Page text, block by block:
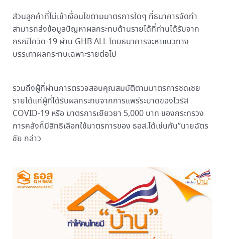
ส่วนลูกค้าที่ไม่เข้าเงื่อนไขตามมาตรการใดๆ ที่ธนาคารจัดทำ
สามารถส่งข้อมูลปัญหาผลกระทบด้านรายได้ที่ท่านได้รับจาก
กรณีโควิด-19 ผ่าน GHB ALL โดยธนาคารจะหาแนวทาง
บรรเทาผลกระทบเฉพาะรายต่อไป
รวมถึงผู้ที่ผ่านการตรวจสอบคุณสมบัติตามมาตรการชดเชย
รายได้แก่ผู้ที่ได้รับผลกระทบจากการแพร่ระบาดของไวรัส
COVID-19 หรือ มาตรการเยียวยา 5,000 บาท ของกระทรวง
การคลังก็มีสิทธิเลือกใช้มาตรการของ ธอส.ได้เช่นกัน”นายฉัตร
ชัย กล่าว